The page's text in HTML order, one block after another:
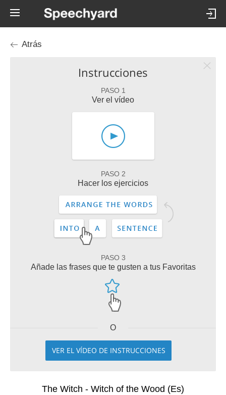
Atrás
Instrucciones
PASO 1
Ver el vídeo
PASO 2
Hacer los ejercicios
PASO 3
Añade las frases que te gusten a tus Favoritas
O
VER EL VÍDEO DE INSTRUCCIONES
The Witch - Witch of the Wood (Es)